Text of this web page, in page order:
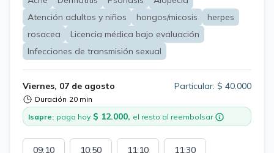
distancia, es posible evaluar, educar, tratar y hacer
seguimiento de enfermedades de la piel, uñas y cabello,
e infecciones de transmisión sexual. Además, se puede
orientar sobre tratamientos dermatológicos estéticos.
*Algunos casos requerirán evaluación presencial; aun
así, en todo momento recibirás una orientación clara,
honesta y responsable.
Atención adultos y niños
hongos/micosis
herpes
rosacea
Licencia médica bajo evaluación
Infecciones de transmisión sexual
Viernes, 07 de agosto
Duración 20 min
Particular: $ 40.000
Isapre: paga hoy $ 12.000, el resto al reembolsar
09:10 10:50 11:10 11:30